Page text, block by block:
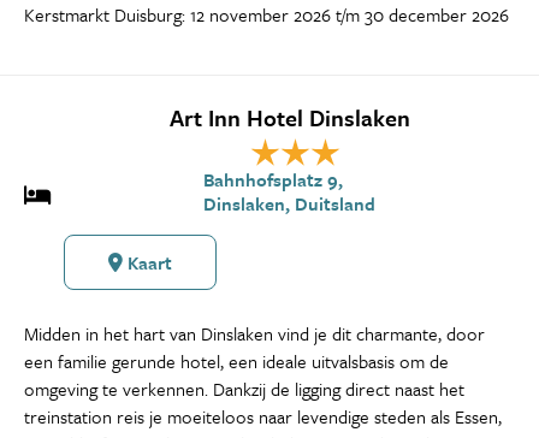
Kerstmarkt Duisburg: 12 november 2026 t/m 30 december 2026
Art Inn Hotel Dinslaken
Bahnhofsplatz 9,
Dinslaken, Duitsland
Kaart
Midden in het hart van Dinslaken vind je dit charmante, door
een familie gerunde hotel, een ideale uitvalsbasis om de
omgeving te verkennen. Dankzij de ligging direct naast het
treinstation reis je moeiteloos naar levendige steden als Essen,